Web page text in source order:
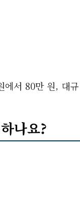
에서 80만 원, 대규
나요?